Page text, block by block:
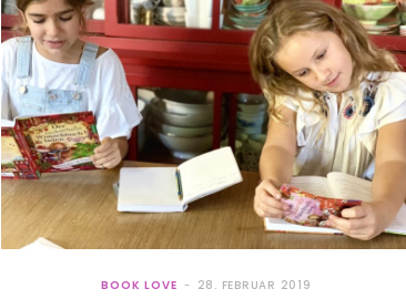
BOOK LOVE 28. FEBRUAR 2019